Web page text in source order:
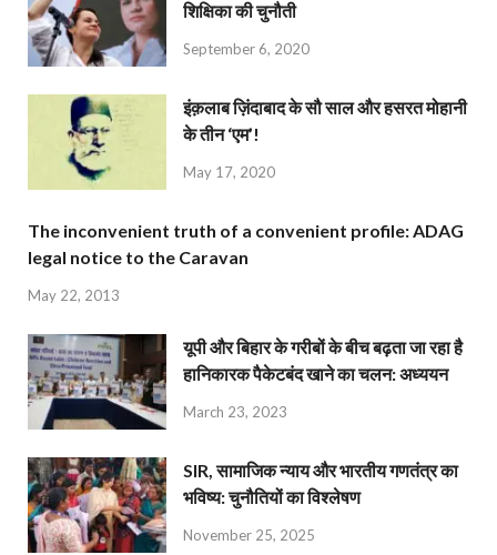
शिक्षिका की चुनौती
September 6, 2020
इंक़लाब ज़िंदाबाद के सौ साल और हसरत मोहानी
के तीन ‘एम’!
May 17, 2020
The inconvenient truth of a convenient profile: ADAG
legal notice to the Caravan
May 22, 2013
यूपी और बिहार के गरीबों के बीच बढ़ता जा रहा है
हानिकारक पैकेटबंद खाने का चलन: अध्ययन
March 23, 2023
SIR, सामाजिक न्याय और भारतीय गणतंत्र का
भविष्य: चुनौतियों का विश्लेषण
November 25, 2025